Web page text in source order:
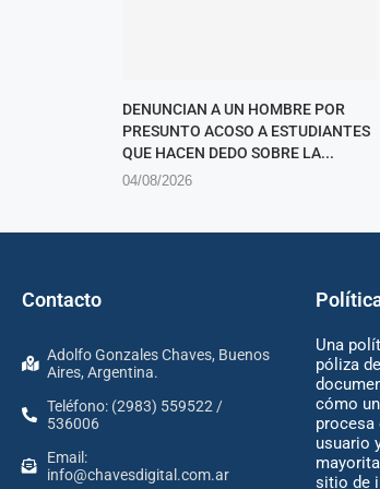
DENUNCIAN A UN HOMBRE POR
PRESUNTO ACOSO A ESTUDIANTES
QUE HACEN DEDO SOBRE LA...
04/08/2026
Contacto
Adolfo Gonzales Chaves, Buenos
Aires, Argentina.
Teléfono: (2983) 559522 /
536006
Email:
info@chavesdigital.com.ar
Una
póliza
cómo
procesa
usuario
sitio de